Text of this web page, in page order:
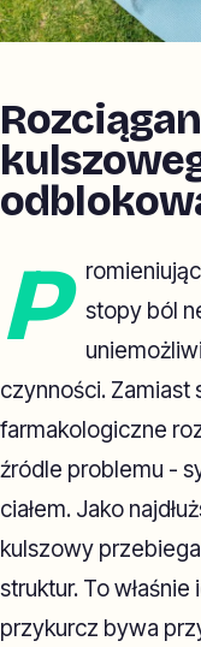
P
stopy ból
czynności. Zamiast
farmakologiczne
źródle problemu -
ciałem. Jako
kulszowy
struktur. To
przykurcz bywa